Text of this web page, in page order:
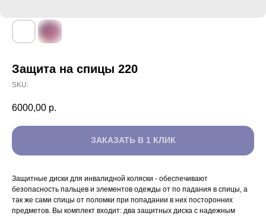
Защита на спицы 220
SKU:
6000,00 р.
ЗАКАЗАТЬ В 1 КЛИК
Защитные диски для инвалидной коляски - обеспечивают
безопасность пальцев и элементов одежды от по падания в спицы, а
так же сами спицы от поломки при попадании в них посторонних
предметов. Вы комплект входит: два защитных диска с надежным